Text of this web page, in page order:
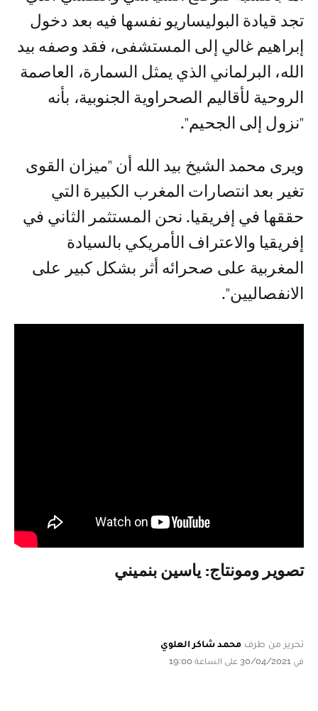
تجد قيادة البوليساريو نفسها فيه بعد دخول
إبراهيم غالي إلى المستشفى، فقد وصفه بيد
الله، البرلماني الذي يمثل السمارة، العاصمة
الروحية لأقاليم الصحراوية الجنوبية، بأنه
"نزول إلى الجحيم".
ويرى محمد الشيخ بيد الله أن "ميزان القوى
تغير بعد انتصارات المغرب الكبيرة التي
حققها في إفريقيا. نحن المستثمر الثاني في
إفريقيا والاعتراف الأمريكي بالسيادة
المغربية على صحرائه أثر بشكل كبير على
الانفصاليين".
تصوير ومونتاج: ياسين بنميني
تحرير من طرف محمد شاكر العلوي
في 30/04/2021 على الساعة 19:00